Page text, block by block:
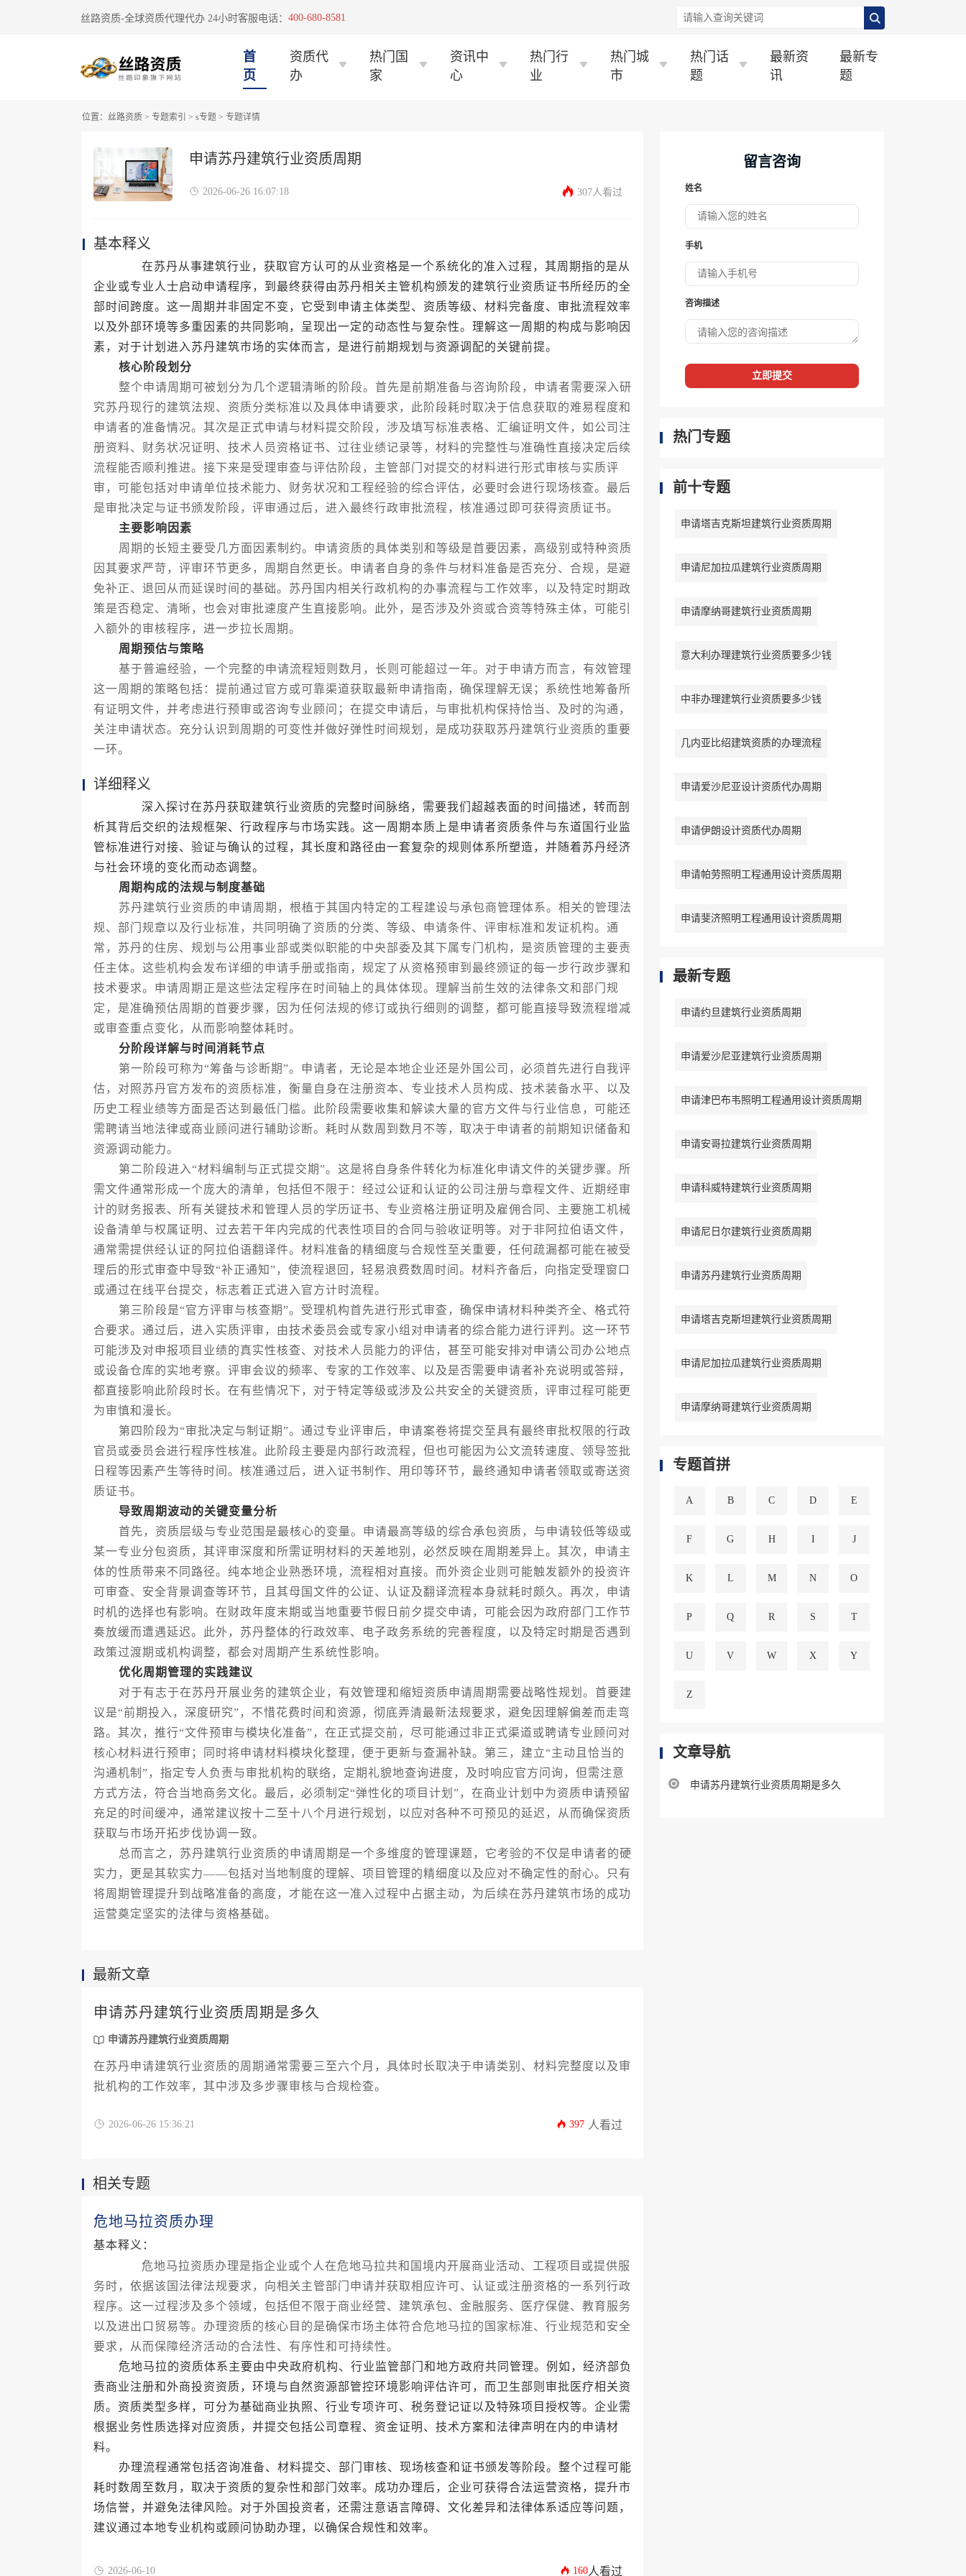
丝路资质-全球资质代理代办 24小时客服电话： 400-680-8581
首
页
资质代
办
热门国
家
资讯中
心
热门行
业
热门城
市
热门话
题
最新资
讯
最新专
题
位置： 丝路资质 > 专题索引 > s专题 > 专题详情
申请苏丹建筑行业资质周期
2026-06-26 16:07:18 307人看过
基本释义
在苏丹从事建筑行业，获取官方认可的从业资格是一个系统化的准入过程，其周期指的是从
企业或专业人士启动申请程序，到最终获得由苏丹相关主管机构颁发的建筑行业资质证书所经历的全
部时间跨度。这一周期并非固定不变，它受到申请主体类型、资质等级、材料完备度、审批流程效率
以及外部环境等多重因素的共同影响，呈现出一定的动态性与复杂性。理解这一周期的构成与影响因
素，对于计划进入苏丹建筑市场的实体而言，是进行前期规划与资源调配的关键前提。
核心阶段划分
整个申请周期可被划分为几个逻辑清晰的阶段。首先是前期准备与咨询阶段，申请者需要深入研
究苏丹现行的建筑法规、资质分类标准以及具体申请要求，此阶段耗时取决于信息获取的难易程度和
申请者的准备情况。其次是正式申请与材料提交阶段，涉及填写标准表格、汇编证明文件，如公司注
册资料、财务状况证明、技术人员资格证书、过往业绩记录等，材料的完整性与准确性直接决定后续
流程能否顺利推进。接下来是受理审查与评估阶段，主管部门对提交的材料进行形式审核与实质评
审，可能包括对申请单位技术能力、财务状况和工程经验的综合评估，必要时会进行现场核查。最后
是审批决定与证书颁发阶段，评审通过后，进入最终行政审批流程，核准通过即可获得资质证书。
主要影响因素
周期的长短主要受几方面因素制约。申请资质的具体类别和等级是首要因素，高级别或特种资质
因其要求严苛，评审环节更多，周期自然更长。申请者自身的条件与材料准备是否充分、合规，是避
免补正、退回从而延误时间的基础。苏丹国内相关行政机构的办事流程与工作效率，以及特定时期政
策是否稳定、清晰，也会对审批速度产生直接影响。此外，是否涉及外资或合资等特殊主体，可能引
入额外的审核程序，进一步拉长周期。
周期预估与策略
基于普遍经验，一个完整的申请流程短则数月，长则可能超过一年。对于申请方而言，有效管理
这一周期的策略包括：提前通过官方或可靠渠道获取最新申请指南，确保理解无误；系统性地筹备所
有证明文件，并考虑进行预审或咨询专业顾问；在提交申请后，与审批机构保持恰当、及时的沟通，
关注申请状态。充分认识到周期的可变性并做好弹性时间规划，是成功获取苏丹建筑行业资质的重要
一环。
详细释义
深入探讨在苏丹获取建筑行业资质的完整时间脉络，需要我们超越表面的时间描述，转而剖
析其背后交织的法规框架、行政程序与市场实践。这一周期本质上是申请者资质条件与东道国行业监
管标准进行对接、验证与确认的过程，其长度和路径由一套复杂的规则体系所塑造，并随着苏丹经济
与社会环境的变化而动态调整。
周期构成的法规与制度基础
苏丹建筑行业资质的申请周期，根植于其国内特定的工程建设与承包商管理体系。相关的管理法
规、部门规章以及行业标准，共同明确了资质的分类、等级、申请条件、评审标准和发证机构。通
常，苏丹的住房、规划与公用事业部或类似职能的中央部委及其下属专门机构，是资质管理的主要责
任主体。这些机构会发布详细的申请手册或指南，规定了从资格预审到最终颁证的每一步行政步骤和
技术要求。申请周期正是这些法定程序在时间轴上的具体体现。理解当前生效的法律条文和部门规
定，是准确预估周期的首要步骤，因为任何法规的修订或执行细则的调整，都可能直接导致流程增减
或审查重点变化，从而影响整体耗时。
分阶段详解与时间消耗节点
第一阶段可称为“筹备与诊断期”。申请者，无论是本地企业还是外国公司，必须首先进行自我评
估，对照苏丹官方发布的资质标准，衡量自身在注册资本、专业技术人员构成、技术装备水平、以及
历史工程业绩等方面是否达到最低门槛。此阶段需要收集和解读大量的官方文件与行业信息，可能还
需聘请当地法律或商业顾问进行辅助诊断。耗时从数周到数月不等，取决于申请者的前期知识储备和
资源调动能力。
第二阶段进入“材料编制与正式提交期”。这是将自身条件转化为标准化申请文件的关键步骤。所
需文件通常形成一个庞大的清单，包括但不限于：经过公证和认证的公司注册与章程文件、近期经审
计的财务报表、所有关键技术和管理人员的学历证书、专业资格注册证明及雇佣合同、主要施工机械
设备清单与权属证明、过去若干年内完成的代表性项目的合同与验收证明等。对于非阿拉伯语文件，
通常需提供经认证的阿拉伯语翻译件。材料准备的精细度与合规性至关重要，任何疏漏都可能在被受
理后的形式审查中导致“补正通知”，使流程退回，轻易浪费数周时间。材料齐备后，向指定受理窗口
或通过在线平台提交，标志着正式进入官方计时流程。
第三阶段是“官方评审与核查期”。受理机构首先进行形式审查，确保申请材料种类齐全、格式符
合要求。通过后，进入实质评审，由技术委员会或专家小组对申请者的综合能力进行评判。这一环节
可能涉及对申报项目业绩的真实性核查、对技术人员能力的评估，甚至可能安排对申请公司办公地点
或设备仓库的实地考察。评审会议的频率、专家的工作效率、以及是否需要申请者补充说明或答辩，
都直接影响此阶段时长。在有些情况下，对于特定等级或涉及公共安全的关键资质，评审过程可能更
为审慎和漫长。
第四阶段为“审批决定与制证期”。通过专业评审后，申请案卷将提交至具有最终审批权限的行政
官员或委员会进行程序性核准。此阶段主要是内部行政流程，但也可能因为公文流转速度、领导签批
日程等因素产生等待时间。核准通过后，进入证书制作、用印等环节，最终通知申请者领取或寄送资
质证书。
导致周期波动的关键变量分析
首先，资质层级与专业范围是最核心的变量。申请最高等级的综合承包资质，与申请较低等级或
某一专业分包资质，其评审深度和所需证明材料的天差地别，必然反映在周期差异上。其次，申请主
体的性质带来不同路径。纯本地企业熟悉环境，流程相对直接。而外资企业则可能触发额外的投资许
可审查、安全背景调查等环节，且其母国文件的公证、认证及翻译流程本身就耗时颇久。再次，申请
时机的选择也有影响。在财政年度末期或当地重要节假日前夕提交申请，可能会因为政府部门工作节
奏放缓而遭遇延迟。此外，苏丹整体的行政效率、电子政务系统的完善程度，以及特定时期是否遇到
政策过渡期或机构调整，都会对周期产生系统性影响。
优化周期管理的实践建议
对于有志于在苏丹开展业务的建筑企业，有效管理和缩短资质申请周期需要战略性规划。首要建
议是“前期投入，深度研究”，不惜花费时间和资源，彻底弄清最新法规要求，避免因理解偏差而走弯
路。其次，推行“文件预审与模块化准备”，在正式提交前，尽可能通过非正式渠道或聘请专业顾问对
核心材料进行预审；同时将申请材料模块化整理，便于更新与查漏补缺。第三，建立“主动且恰当的
沟通机制”，指定专人负责与审批机构的联络，定期礼貌地查询进度，及时响应官方问询，但需注意
方式方法，符合当地商务文化。最后，必须制定“弹性化的项目计划”，在商业计划中为资质申请预留
充足的时间缓冲，通常建议按十二至十八个月进行规划，以应对各种不可预见的延迟，从而确保资质
获取与市场开拓步伐协调一致。
总而言之，苏丹建筑行业资质的申请周期是一个多维度的管理课题，它考验的不仅是申请者的硬
实力，更是其软实力——包括对当地制度的理解、项目管理的精细度以及应对不确定性的耐心。只有
将周期管理提升到战略准备的高度，才能在这一准入过程中占据主动，为后续在苏丹建筑市场的成功
运营奠定坚实的法律与资格基础。
最新文章
申请苏丹建筑行业资质周期是多久
申请苏丹建筑行业资质周期
在苏丹申请建筑行业资质的周期通常需要三至六个月，具体时长取决于申请类别、材料完整度以及审
批机构的工作效率，其中涉及多步骤审核与合规检查。
2026-06-26 15:36:21 397 人看过
相关专题
危地马拉资质办理
基本释义：
危地马拉资质办理是指企业或个人在危地马拉共和国境内开展商业活动、工程项目或提供服
务时，依据该国法律法规要求，向相关主管部门申请并获取相应许可、认证或注册资格的一系列行政
程序。这一过程涉及多个领域，包括但不限于商业经营、建筑承包、金融服务、医疗保健、教育服务
以及进出口贸易等。办理资质的核心目的是确保市场主体符合危地马拉的国家标准、行业规范和安全
要求，从而保障经济活动的合法性、有序性和可持续性。
危地马拉的资质体系主要由中央政府机构、行业监管部门和地方政府共同管理。例如，经济部负
责商业注册和外商投资资质，环境与自然资源部管控环境影响评估许可，而卫生部则审批医疗相关资
质。资质类型多样，可分为基础商业执照、行业专项许可、税务登记证以及特殊项目授权等。企业需
根据业务性质选择对应资质，并提交包括公司章程、资金证明、技术方案和法律声明在内的申请材
料。
办理流程通常包括咨询准备、材料提交、部门审核、现场核查和证书颁发等阶段。整个过程可能
耗时数周至数月，取决于资质的复杂性和部门效率。成功办理后，企业可获得合法运营资格，提升市
场信誉，并避免法律风险。对于外国投资者，还需注意语言障碍、文化差异和法律体系适应等问题，
建议通过本地专业机构或顾问协助办理，以确保合规性和效率。
2026-06-10 160人看过
留言咨询
姓名
手机
咨询描述
立即提交
热门专题
前十专题
申请塔吉克斯坦建筑行业资质周期
申请尼加拉瓜建筑行业资质周期
申请摩纳哥建筑行业资质周期
意大利办理建筑行业资质要多少钱
中非办理建筑行业资质要多少钱
几内亚比绍建筑资质的办理流程
申请爱沙尼亚设计资质代办周期
申请伊朗设计资质代办周期
申请帕劳照明工程通用设计资质周期
申请斐济照明工程通用设计资质周期
最新专题
申请约旦建筑行业资质周期
申请爱沙尼亚建筑行业资质周期
申请津巴布韦照明工程通用设计资质周期
申请安哥拉建筑行业资质周期
申请科威特建筑行业资质周期
申请尼日尔建筑行业资质周期
申请苏丹建筑行业资质周期
申请塔吉克斯坦建筑行业资质周期
申请尼加拉瓜建筑行业资质周期
申请摩纳哥建筑行业资质周期
专题首拼
A B C D E
F G H I J
K L M N O
P Q R S T
U V W X Y
Z
文章导航
申请苏丹建筑行业资质周期是多久